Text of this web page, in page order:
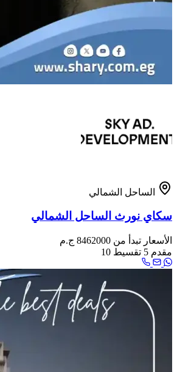
الساحل الشمالي
سكاي نورث الساحل الشمالي
الأسعار تبدأ من 8462000 ج.م
مقدم
تقسيط